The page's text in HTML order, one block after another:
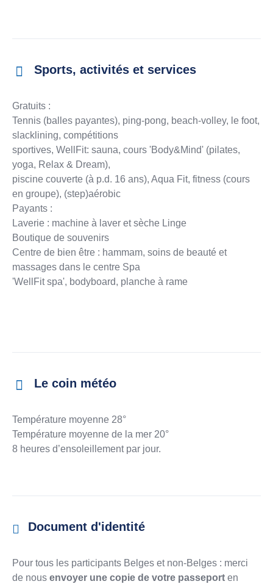
Sports, activités et services
Gratuits :
Tennis (balles payantes), ping-pong, beach-volley, le foot,
slacklining, compétitions
sportives, WellFit: sauna, cours 'Body&Mind' (pilates,
yoga, Relax & Dream),
piscine couverte (à p.d. 16 ans), Aqua Fit, fitness (cours
en groupe), (step)aérobic
Payants :
Laverie : machine à laver et sèche Linge
Boutique de souvenirs
Centre de bien être : hammam, soins de beauté et
massages dans le centre Spa
'WellFit spa', bodyboard, planche à rame
Le coin météo
Température moyenne 28°
Température moyenne de la mer 20°
8 heures d’ensoleillement par jour.
Document d'identité
Pour tous les participants Belges et non-Belges : merci
de nous envoyer une copie de votre passeport en